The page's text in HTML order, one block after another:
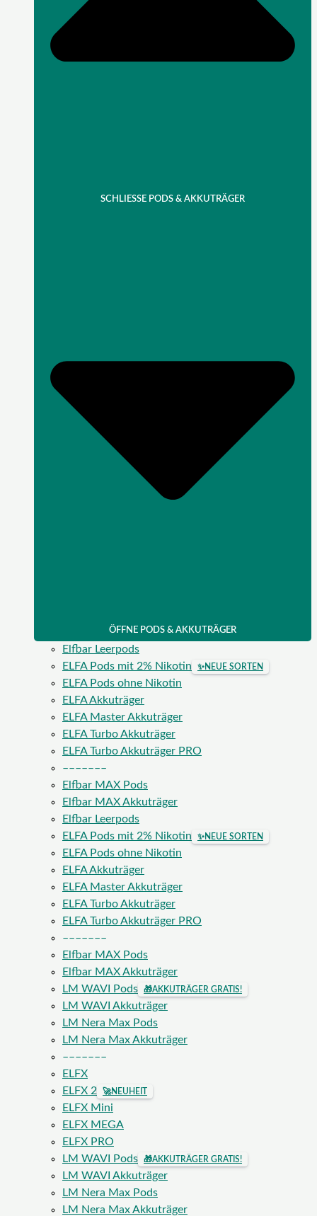
SCHLIESSE PODS & AKKUTRÄGER
ÖFFNE PODS & AKKUTRÄGER
Elfbar Leerpods
ELFA Pods mit 2% Nikotin
✨NEUE SORTEN
ELFA Pods ohne Nikotin
ELFA Akkuträger
ELFA Master Akkuträger
ELFA Turbo Akkuträger
ELFA Turbo Akkuträger PRO
–––––––
Elfbar MAX Pods
Elfbar MAX Akkuträger
Elfbar Leerpods
ELFA Pods mit 2% Nikotin
✨NEUE SORTEN
ELFA Pods ohne Nikotin
ELFA Akkuträger
ELFA Master Akkuträger
ELFA Turbo Akkuträger
ELFA Turbo Akkuträger PRO
–––––––
Elfbar MAX Pods
Elfbar MAX Akkuträger
LM WAVI Pods
🎁AKKUTRÄGER GRATIS!
LM WAVI Akkuträger
LM Nera Max Pods
LM Nera Max Akkuträger
–––––––
ELFX
ELFX 2
🚀NEUHEIT
ELFX Mini
ELFX MEGA
ELFX PRO
LM WAVI Pods
🎁AKKUTRÄGER GRATIS!
LM WAVI Akkuträger
LM Nera Max Pods
LM Nera Max Akkuträger